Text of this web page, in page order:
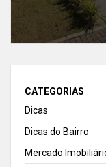
CATEGORIAS
Dicas
Dicas do Bairro
Mercado